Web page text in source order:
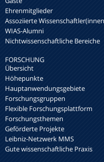
Ehrenmitglieder
Assoziierte
WIAS-Alumni
Nichtwissenschaftliche Bereiche
FORSCHUNG
Übersicht
Höhepunkte
Hauptanwendungsgebiete
Forschungsgruppen
Flexible Forschungsplattform
Forschungsthemen
Geförderte Projekte
Leibniz-Netzwerk MMS
Gute wissenschaftliche Praxis